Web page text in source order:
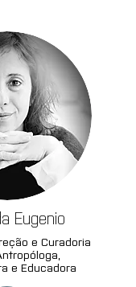
Eugenio
e Curadoria
e Educadora